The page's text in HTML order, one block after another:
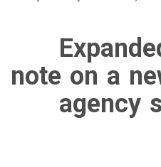
note on a
agency